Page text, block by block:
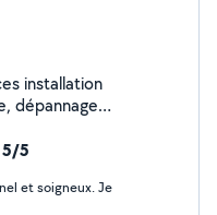
installation
dépannage
pose de cuisine
pas.
5/5
et soigneux. Je